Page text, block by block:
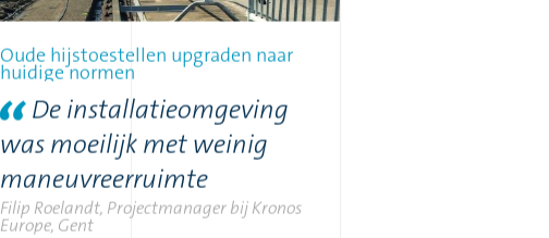
Oude hijstoestellen upgraden naar
huidige normen
De installatieomgeving
was moeilijk met weinig
maneuvreerruimte
Filip Roelandt, Projectmanager bij Kronos
Europe, Gent